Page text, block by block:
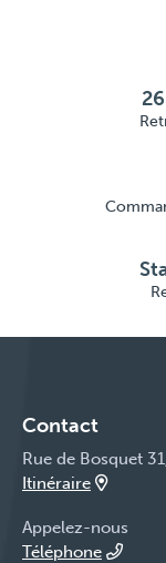
Contact
Rue de Bosquet
Itinéraire
Appelez-nous
Téléphone